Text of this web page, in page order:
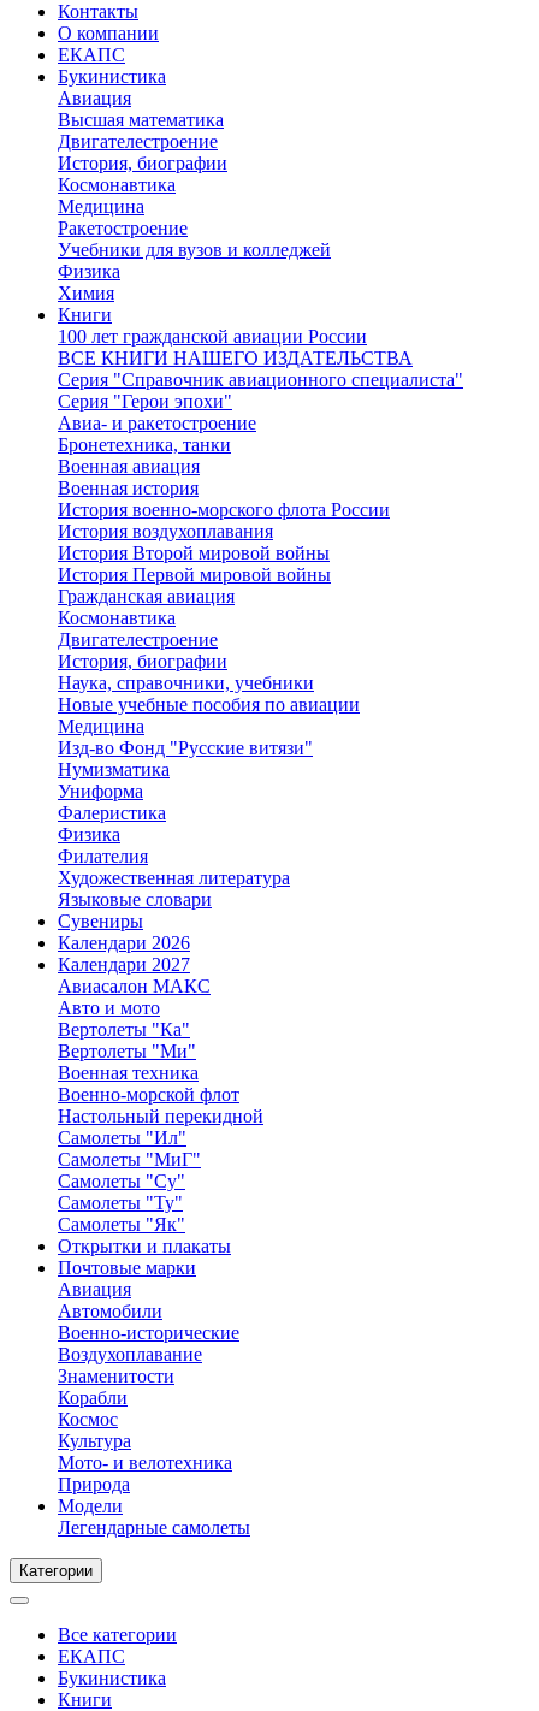
Контакты
О компании
ЕКАПС
Букинистика
Авиация
Высшая математика
Двигателестроение
История, биографии
Космонавтика
Медицина
Ракетостроение
Учебники для вузов и колледжей
Физика
Химия
Книги
100 лет гражданской авиации России
ВСЕ КНИГИ НАШЕГО ИЗДАТЕЛЬСТВА
Серия "Справочник авиационного специалиста"
Серия "Герои эпохи"
Авиа- и ракетостроение
Бронетехника, танки
Военная авиация
Военная история
История военно-морского флота России
История воздухоплавания
История Второй мировой войны
История Первой мировой войны
Гражданская авиация
Космонавтика
Двигателестроение
История, биографии
Наука, справочники, учебники
Новые учебные пособия по авиации
Медицина
Изд-во Фонд "Русские витязи"
Нумизматика
Униформа
Фалеристика
Физика
Филателия
Художественная литература
Языковые словари
Сувениры
Календари 2026
Календари 2027
Авиасалон МАКС
Авто и мото
Вертолеты "Ка"
Вертолеты "Ми"
Военная техника
Военно-морской флот
Настольный перекидной
Самолеты "Ил"
Самолеты "МиГ"
Самолеты "Су"
Самолеты "Ту"
Самолеты "Як"
Открытки и плакаты
Почтовые марки
Авиация
Автомобили
Военно-исторические
Воздухоплавание
Знаменитости
Корабли
Космос
Культура
Мото- и велотехника
Природа
Модели
Легендарные самолеты
Категории
Все категории
ЕКАПС
Букинистика
Книги